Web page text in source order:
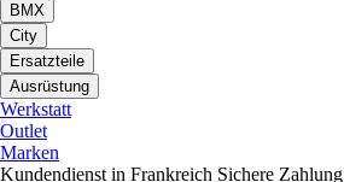
BMX
City
Ersatzteile
Ausrüstung
Werkstatt
Outlet
Marken
Kundendienst in Frankreich Sichere Zahlung